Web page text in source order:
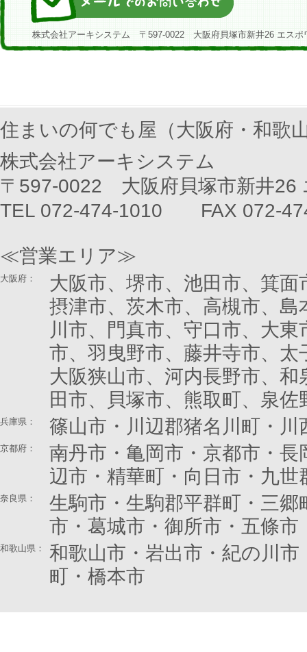
株式会社アーキシステム 〒597-0022 大阪府貝塚市新井26 エスポ
住まいの何でも屋（大阪府・和歌
株式会社アーキシステム
〒597-0022 大阪府貝塚市新井26
TEL 072-474-1010 FAX 072-
≪営業エリア≫
大阪府：
大阪市、堺市、池田市、箕
摂津市、茨木市、高槻市、
川市、門真市、守口市、大
市、羽曳野市、藤井寺市、
大阪狭山市、河内長野市、
田市、貝塚市、熊取町、泉
兵庫県： 篠山市・川辺郡猪名川町・
京都府 ：
南丹市・亀岡市・京都市・
辺市・精華町・向日市・九
奈良県 ：
生駒市・生駒郡平群町・三
市・葛城市・御所市・五條市
和歌山県：
和歌山市・岩出市・紀の川
町・橋本市